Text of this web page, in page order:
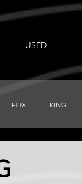
USED
FOX KING